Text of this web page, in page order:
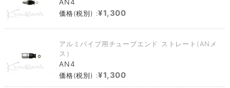
AN4
価格(税別) :¥1,300
アルミパイプ用チューブエンド ストレート(ANメ
ス）
AN4
価格(税別) :¥1,300